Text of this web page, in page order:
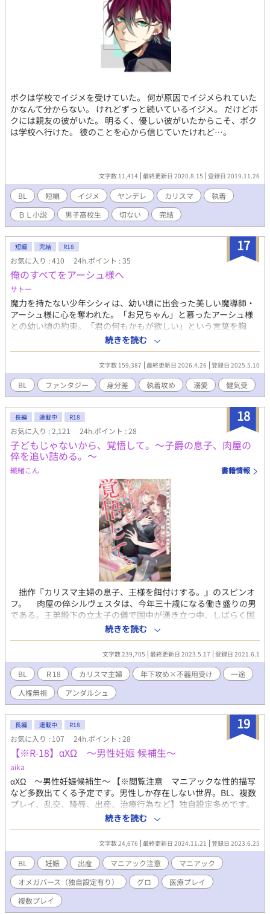
ボクは学校でイジメを受けていた。 何が原因でイジメられていた
かなんて分からない。 けれどずっと続いているイジメ。 だけどボ
クには親友の彼がいた。 明るく、優しい彼がいたからこそ、ボク
は学校へ行けた。 彼のことを心から信じていたけれど…。
文字数 11,414 最終更新日 2020.8.15 登録日 2019.11.26
BL 短編 イジメ ヤンデレ カリスマ
執着
ＢＬ小説
男子高校生 切ない 完結
17
短編 完結 R18
お気に入り : 410 24h.ポイント : 35
俺のすべてをアーシュ様へ
サトー
魔力を持たない少年シシィは、幼い頃に出会った美しい魔導師・
アーシュ様に心を奪われた。「お兄ちゃん」と慕ったアーシュ様
との幼い頃の約束。「君の何もかもが欲しい」という言葉を胸
に、シシィは今、アーシュ様の屋敷で唯一の使用人として仕えて
いる。 偉大な魔導師として王室に認められ、弟子たちに厳しく魔
術を教えるアーシュ様。しかし、シシィにだけは、子供の頃と変
わらない優しい笑顔を見せる。シシィの願いはアーシュ様の幸
せ、それだけだ。 受けを溺愛する執着カリスマ魔導士攻め(アーシ
ュ)×一途で健気に攻めを思い続けているのに鈍感な受け(シシィ)
※この作品はムーンライトノベルズにも投稿しています。
続きを読む
文字数 159,387 最終更新日 2026.4.26 登録日 2025.5.10
BL ファンタジー 身分差 執着攻め 溺愛 健気受
18
長編 連載中 R18
お気に入り : 2,121 24h.ポイント : 28
子どもじゃないから、覚悟して。～子爵の息子、肉屋の
倅を追い詰める。～
織緒こん 書籍情報
拙作『カリスマ主婦の息子、王様を餌付けする。』のスピンオ
フ。 肉屋の倅シルヴェスタは、今年三十歳になる働き盛りの男
である。王弟殿下の立太子の儀で国中が湧き立つ中、しばらく国
を離れていた弟分が帰国してきた。 弟分⋯⋯アイゼン子爵家の
三男フレッドは、幼い日に迷子になっていたところを保護されて
以来、折に触れてシルヴィーにアピールしていたものの、十二歳
の歳の差もあって、まったく相手にされていない。 「もう僕は子
どもじゃない」 一途なフレディは、シルヴィーに宣戦布告をす
るのだった。 物憂げで優美な青年 × 童顔細マッチョ ⁂
⁂ ⁂ ⁂ ⁂ 前作を未読の方でも楽しんでいただけると思い
ますが、ふたりの出会いは『カリスマ主婦の息子、王様を餌付け
する。』にて詳しく書かれています。ご好評いただき、調子に乗
ってスピンオフを始動いたします！ とか書いていましたが、前
作のストーリーが強く絡んでまいりました。ちょっと長いですが
お読みいただくとよりわかりやすくなると思われます。
attention‼︎ 『えっちはえっちに書こう』をスローガンにしていま
す。該当シーンはなるべく話数を跨がないよう調整してお届けし
ます。十八歳未満のお嬢様、えちえちが苦手な方は『✳︎マーク』
を目安にご自衛ください。
続きを読む
文字数 239,705 最終更新日 2023.5.17 登録日 2021.6.1
BL Ｒ18 カリスマ主婦 年下攻め×不器用受け
一途
人権無視
アンダルシュ
19
長編 連載中 R18
お気に入り : 107 24h.ポイント : 28
【※R-18】αXΩ 〜男性妊娠 候補生〜
aika
αXΩ 〜男性妊娠候補生〜 【※閲覧注意 マニアックな性的描写
など多数出てくる予定です。男性しか存在しない世界。BL、複数
プレイ、乱交、陵辱、出産、治療行為など】独自設定多めです。
閲覧ご注意ください。 宇宙戦争により人類は滅亡の危機を迎えて
いた。 男性のみが残された世界で、人類存続をかけた「男性妊
娠」のための研究が進んでいる。 妊娠させる能力値が高い者を
α（カリスマ性があるエリートが多い）、妊娠可能な遺伝子を持つ
男性をΩ（出産の能力が高い男性）と分類し、研究所において妊
娠に向けた治療が行われていた。 とある研究所で妊娠出産を目指
す、候補生たちの日々を描く物語。 ４人のαには、気に入った候
補生（Ω）を種付けする権利が与えられている。 α、Ωともに妊娠
確率を高めるため、医師により様々な実験、治療が施されいた。
続きを読む
文字数 24,676 最終更新日 2024.11.21 登録日 2023.6.25
BL 妊娠 出産 マニアック注意
マニアック
オメガバース（独自設定有り）
グロ
医療プレイ
複数プレイ